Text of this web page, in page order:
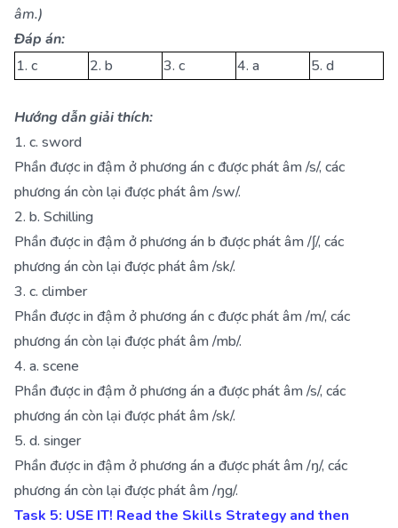
âm.)
Đáp án:
1. c
2. b 3. c 4. a 5. d
Hướng dẫn giải thích:
1. c. sword
Phần được in đậm ở phương án c được phát âm /s/, các
phương án còn lại được phát âm /sw/.
2. b. Schilling
Phần được in đậm ở phương án b được phát âm /ʃ/, các
phương án còn lại được phát âm /sk/.
3. c. climber
Phần được in đậm ở phương án c được phát âm /m/, các
phương án còn lại được phát âm /mb/.
4. a. scene
Phần được in đậm ở phương án a được phát âm /s/, các
phương án còn lại được phát âm /sk/.
5. d. singer
Phần được in đậm ở phương án a được phát âm /ŋ/, các
phương án còn lại được phát âm /ŋg/.
Task 5: USE IT! Read the Skills Strategy and then